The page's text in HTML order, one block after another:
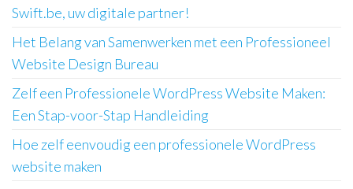
Swift.be, uw digitale partner!
Het Belang van Samenwerken met een Professioneel
Website Design Bureau
Zelf een Professionele WordPress Website Maken:
Een Stap-voor-Stap Handleiding
Hoe zelf eenvoudig een professionele WordPress
website maken